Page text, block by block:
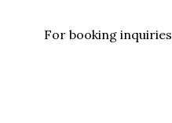
For booking inquiries